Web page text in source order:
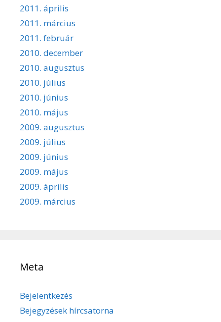
2011. április
2011. március
2011. február
2010. december
2010. augusztus
2010. július
2010. június
2010. május
2009. augusztus
2009. július
2009. június
2009. május
2009. április
2009. március
Meta
Bejelentkezés
Bejegyzések hírcsatorna